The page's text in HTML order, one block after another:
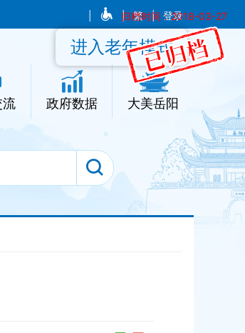
归档时间：2018-03-27
|繁| 登录
流 政府数据 大美岳阳
进入老年模式